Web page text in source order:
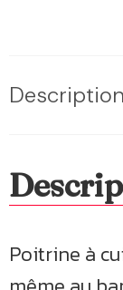
Description
Poitrine à